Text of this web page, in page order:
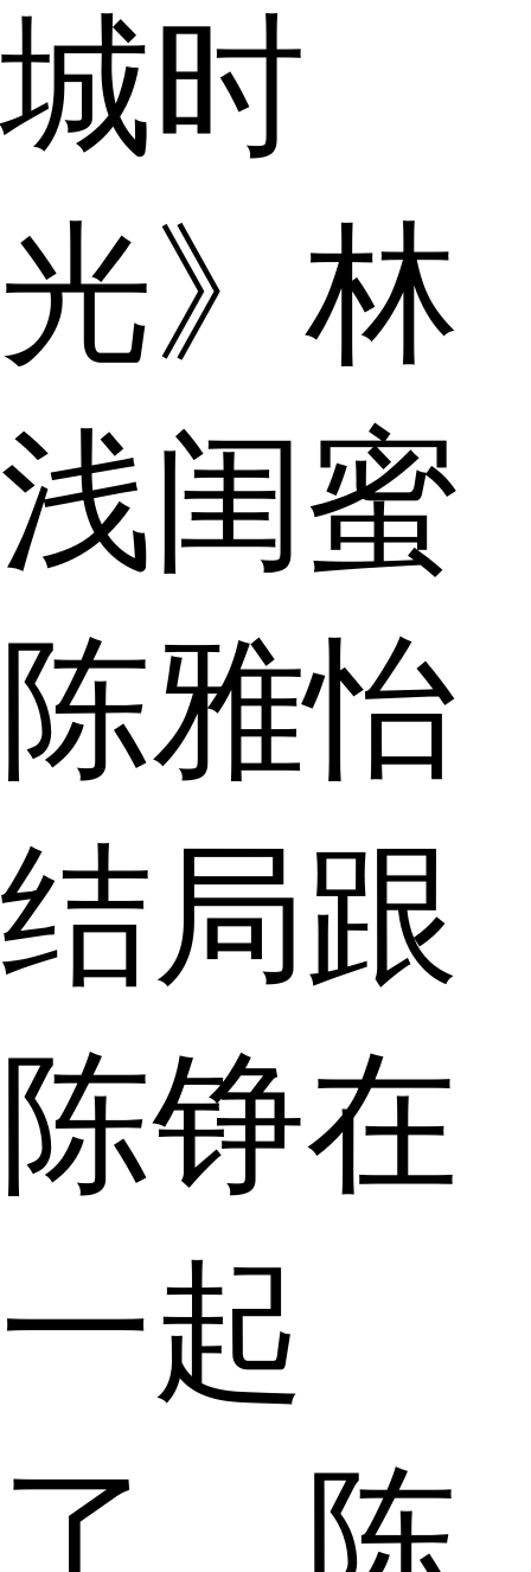
城时
光》林
浅闺蜜
陈雅怡
结局跟
陈铮在
一起